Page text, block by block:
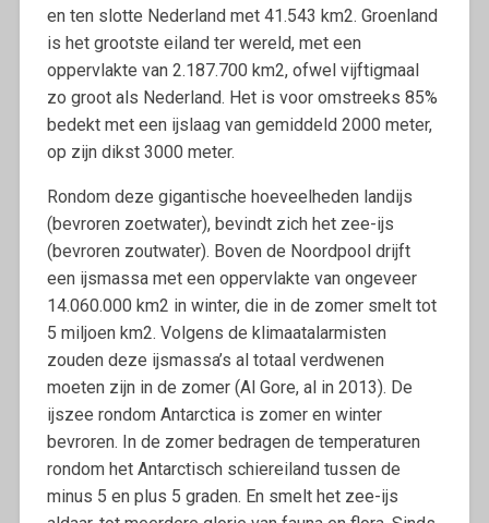
en ten slotte Nederland met 41.543 km2. Groenland
is het grootste eiland ter wereld, met een
oppervlakte van 2.187.700 km2, ofwel vijftigmaal
zo groot als Nederland. Het is voor omstreeks 85%
bedekt met een ijslaag van gemiddeld 2000 meter,
op zijn dikst 3000 meter.
Rondom deze gigantische hoeveelheden landijs
(bevroren zoetwater), bevindt zich het zee-ijs
(bevroren zoutwater). Boven de Noordpool drijft
een ijsmassa met een oppervlakte van ongeveer
14.060.000 km2 in winter, die in de zomer smelt tot
5 miljoen km2. Volgens de klimaatalarmisten
zouden deze ijsmassa’s al totaal verdwenen
moeten zijn in de zomer (Al Gore, al in 2013). De
ijszee rondom Antarctica is zomer en winter
bevroren. In de zomer bedragen de temperaturen
rondom het Antarctisch schiereiland tussen de
minus 5 en plus 5 graden. En smelt het zee-ijs